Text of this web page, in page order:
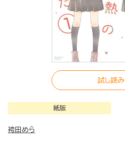
試し読み
紙版
袴田めら